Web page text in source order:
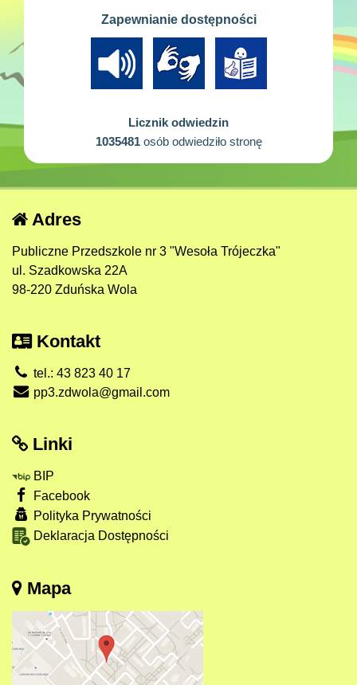
Zapewnianie dostępności
Licznik odwiedzin
1035481osób odwiedziło stronę
Adres
Publiczne Przedszkole nr 3 "Wesoła Trójeczka"
ul. Szadkowska 22A
98-220 Zduńska Wola
Kontakt
tel.: 43 823 40 17
pp3.zdwola@gmail.com
Linki
BIP
Facebook
Polityka Prywatności
Deklaracja Dostępności
Mapa